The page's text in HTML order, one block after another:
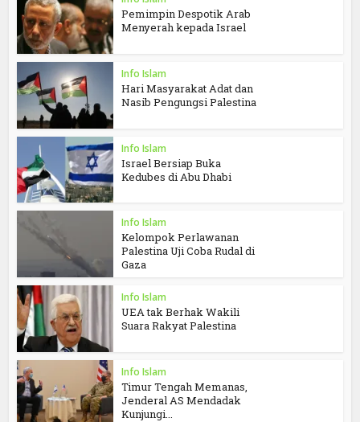
Pemimpin Despotik Arab
Menyerah kepada Israel
Info Islam
Hari Masyarakat Adat dan
Nasib Pengungsi Palestina
Info Islam
Israel Bersiap Buka
Kedubes di Abu Dhabi
Info Islam
Kelompok Perlawanan
Palestina Uji Coba Rudal di
Gaza
Info Islam
UEA tak Berhak Wakili
Suara Rakyat Palestina
Info Islam
Timur Tengah Memanas,
Jenderal AS Mendadak
Kunjungi...